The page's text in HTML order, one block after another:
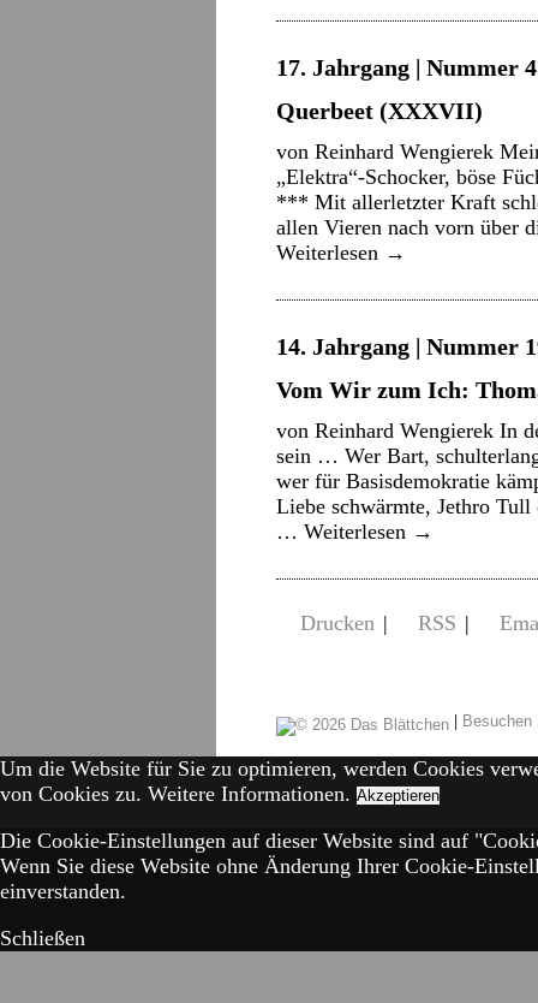
17. Jahrgang | Nummer
Querbeet (XXXVII)
von Reinhard Wengierek
„Elektra“-Schocker, böse
*** Mit allerletzter Kraft
allen Vieren nach vorn über
Weiterlesen →
14. Jahrgang | Nummer
Vom Wir zum Ich:
von Reinhard Wengierek In
sein … Wer Bart,
wer für Basisdemokratie
Liebe schwärmte, Jethro
… Weiterlesen →
Drucken | RSS |
|
Um die Website für Sie zu optimieren, werden Cookies
von Cookies zu. Weitere Informationen. Akzeptieren
Die Cookie-Einstellungen auf dieser Website sind auf
Wenn Sie diese Website ohne Änderung Ihrer Cookie-
einverstanden.
Schließen